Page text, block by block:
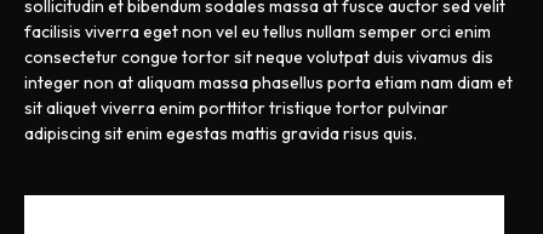
sollicitudin et bibendum sodales massa at fusce auctor sed velit
facilisis viverra eget non vel eu tellus nullam semper orci enim
consectetur congue tortor sit neque volutpat duis vivamus dis
integer non at aliquam massa phasellus porta etiam nam diam et
sit aliquet viverra enim porttitor tristique tortor pulvinar
adipiscing sit enim egestas mattis gravida risus quis.